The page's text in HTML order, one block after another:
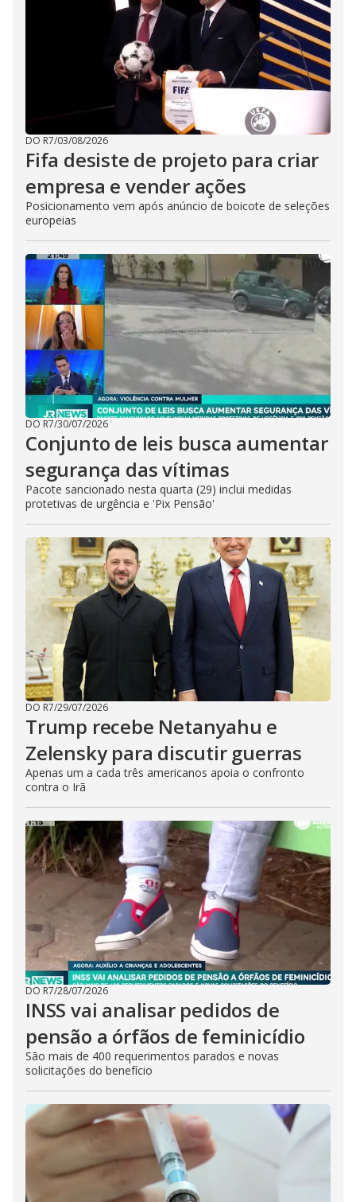
DO R7/03/08/2026
Fifa desiste de projeto para criar
empresa e vender ações
Posicionamento vem após anúncio de boicote de seleções
europeias
DO R7/30/07/2026
Conjunto de leis busca aumentar
segurança das vítimas
Pacote sancionado nesta quarta (29) inclui medidas
protetivas de urgência e 'Pix Pensão'
DO R7/29/07/2026
Trump recebe Netanyahu e
Zelensky para discutir guerras
Apenas um a cada três americanos apoia o confronto
contra o Irã
DO R7/28/07/2026
INSS vai analisar pedidos de
pensão a órfãos de feminicídio
São mais de 400 requerimentos parados e novas
solicitações do benefício